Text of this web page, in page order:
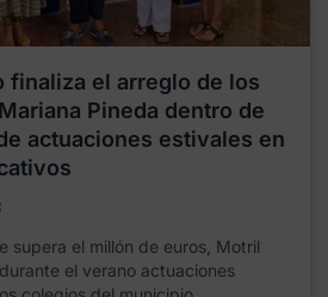
finaliza el arreglo de los
Pineda dentro de
actuaciones estivales en
supera el millón de euros, Motril
el verano actuaciones